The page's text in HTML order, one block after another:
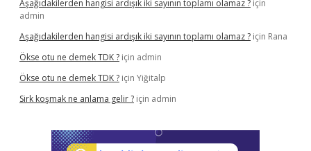
Aşağıdakilerden hangisi ardışık iki sayının toplamı olamaz ? için
admin
Aşağıdakilerden hangisi ardışık iki sayının toplamı olamaz ? için Rana
Ökse otu ne demek TDK ? için admin
Ökse otu ne demek TDK ? için Yiğitalp
Sirk koşmak ne anlama gelir ? için admin